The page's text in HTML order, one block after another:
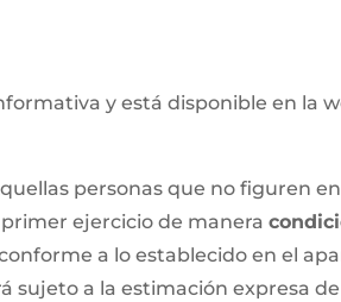
y está disponible en la
personas que no figuren
ejercicio de manera
a lo establecido en el
sujeto a la estimación expresa